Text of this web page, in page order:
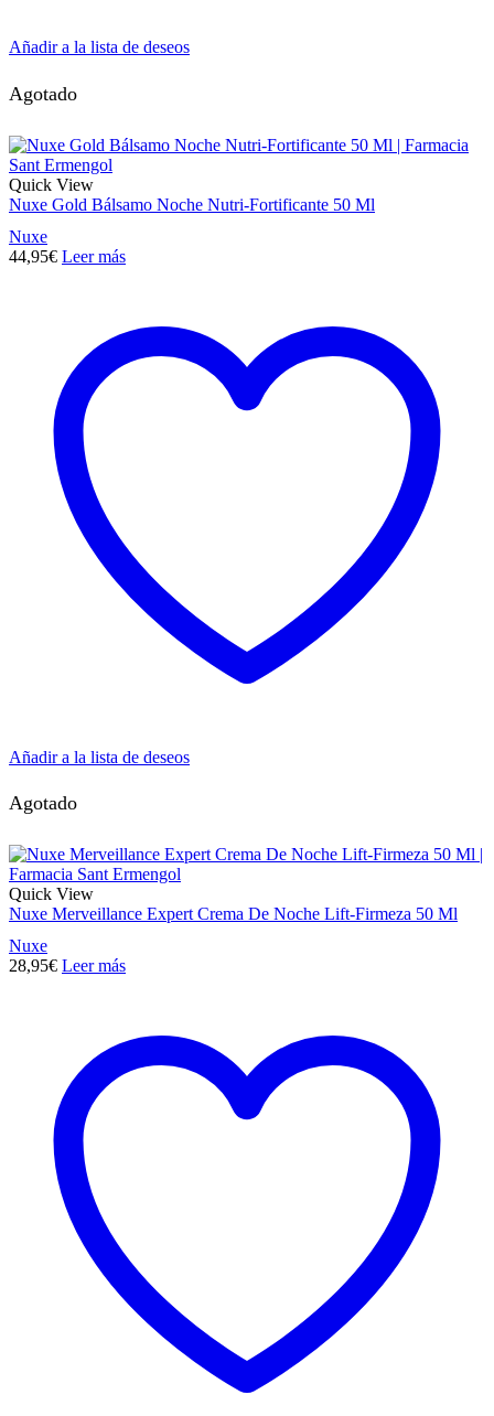
Añadir a la lista de deseos
Agotado
Quick View
Nuxe Gold Bálsamo Noche Nutri-Fortificante 50 Ml
Nuxe
44,95€ Leer más
Añadir a la lista de deseos
Agotado
Quick View
Nuxe Merveillance Expert Crema De Noche Lift-Firmeza 50 Ml
Nuxe
28,95€ Leer más